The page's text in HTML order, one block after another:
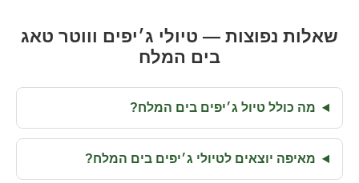
שאלות נפוצות — טיולי ג׳יפים וווטר טאג
בים המלח
מה כולל טיול ג׳יפים בים המלח?
מאיפה יוצאים לטיולי ג׳יפים בים המלח?